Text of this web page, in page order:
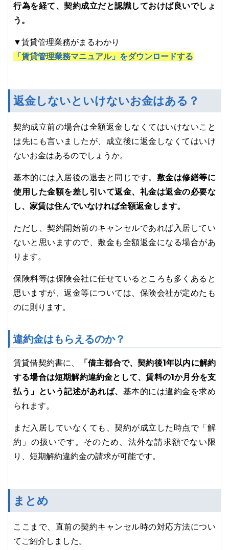
行為を経て、契約成立だと認識しておけば良いでしょ
う。
▼賃貸管理業務がまるわかり
「賃貸管理業務マニュアル」をダウンロードする
返金しないといけないお金はある？
契約成立前の場合は全額返金しなくてはいけないこと
は先にも言いましたが、成立後に返金しなくてはいけ
ないお金はあるのでしょうか。
基本的には入居後の退去と同じです。 敷金は修繕等に
使用した金額を差し引いて返金、礼金は返金の必要な
し、家賃は住んでいなければ全額返金します。
ただし、契約開始前のキャンセルであれば入居してい
ないと思いますので、敷金も全額返金になる場合があ
ります。
保険料等は保険会社に任せているところも多くあると
思いますが、返金等については、保険会社が定めたも
のに則ります。
違約金はもらえるのか？
賃貸借契約書に、
「借主都合で、契約後1年以内に解約
する場合は短期解約違約金として、賃料の1か月分を支
払う」という記述があれば、 基本的には違約金を求め
られます。
まだ入居していなくても、契約が成立した時点で「解
約」の扱いです。そのため、法外な請求額でない限
り、短期解約違約金の請求が可能です。
まとめ
ここまで、直前の契約キャンセル時の対応方法につい
てご紹介しました。